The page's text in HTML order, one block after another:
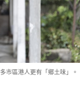
市區港人更有「鄉土味」。